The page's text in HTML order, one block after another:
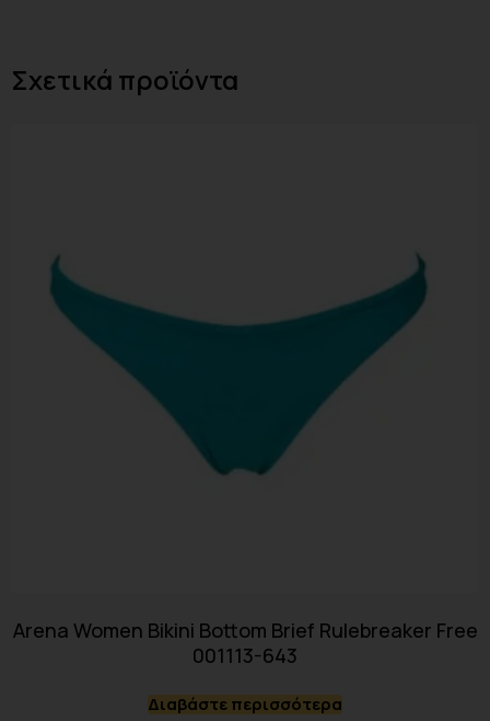
Σχετικά προϊόντα
Arena Women Bikini Bottom Brief Rulebreaker Free
001113-643
Διαβάστε περισσότερα